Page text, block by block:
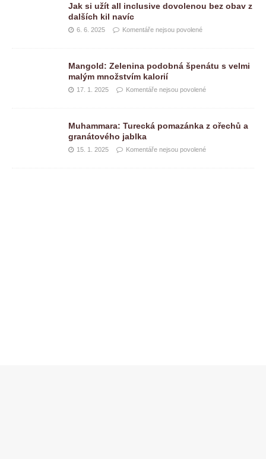
Jak si užít all inclusive dovolenou bez obav z
dalších kil navíc
6. 6. 2025 Komentáře nejsou povolené
Mangold: Zelenina podobná špenátu s velmi
malým množstvím kalorií
17. 1. 2025 Komentáře nejsou povolené
Muhammara: Turecká pomazánka z ořechů a
granátového jablka
15. 1. 2025 Komentáře nejsou povolené